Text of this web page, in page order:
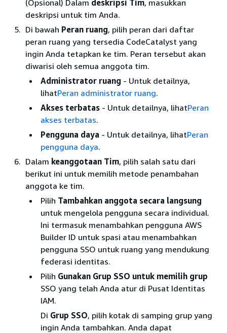
(Opsional) Dalam deskripsi Tim, masukkan
deskripsi untuk tim Anda.
Di bawah Peran ruang, pilih peran dari daftar
peran ruang yang tersedia CodeCatalyst yang
ingin Anda tetapkan ke tim. Peran tersebut akan
diwarisi oleh semua anggota tim.
Administrator ruang - Untuk detailnya,
lihatPeran administrator ruang.
Akses terbatas - Untuk detailnya, lihatPeran
akses terbatas.
Pengguna daya - Untuk detailnya, lihatPeran
pengguna daya.
Dalam keanggotaan Tim, pilih salah satu dari
berikut ini untuk memilih metode penambahan
anggota ke tim.
Pilih Tambahkan anggota secara langsung
untuk mengelola pengguna secara individual.
Ini termasuk menambahkan pengguna AWS
Builder ID untuk spasi atau menambahkan
pengguna SSO untuk ruang yang mendukung
federasi identitas.
Pilih Gunakan Grup SSO untuk memilih grup
SSO yang telah Anda atur di Pusat Identitas
IAM.
Di Grup SSO, pilih kotak di samping grup yang
ingin Anda tambahkan. Anda dapat